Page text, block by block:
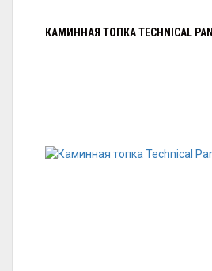
КАМИННАЯ ТОПКА TECHNICAL